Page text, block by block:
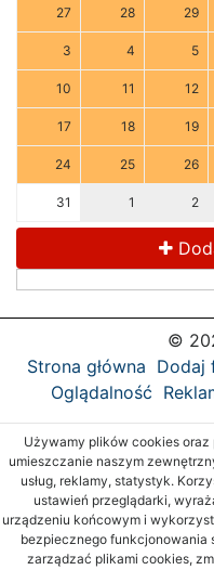
27 28 29
3 4 5
10 11 12
17 18 19
24 25 26
31 1 2
©
Strona główna Dodaj
Oglądalność
Używamy plików cookies
umieszczanie naszym
usług, reklamy, statystyk.
ustawień przeglądarki,
urządzeniu końcowym i
bezpiecznego funkcjonowania
zarządzać plikami cookies,